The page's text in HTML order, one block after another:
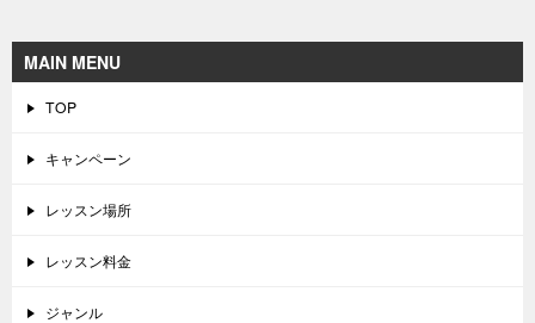
MAIN MENU
TOP
キャンペーン
レッスン場所
レッスン料金
ジャンル